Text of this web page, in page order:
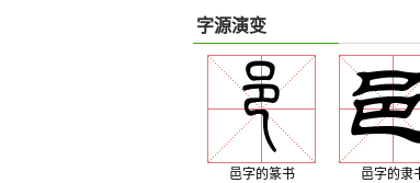
字源演变
邑字的篆书 邑字的隶